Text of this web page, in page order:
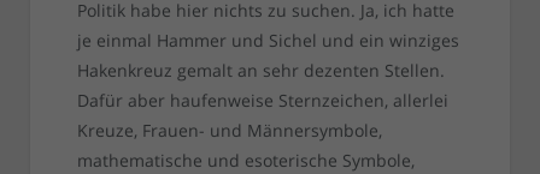
Politik habe hier nichts zu suchen. Ja, ich hatte
je einmal Hammer und Sichel und ein winziges
Hakenkreuz gemalt an sehr dezenten Stellen.
Dafür aber haufenweise Sternzeichen, allerlei
Kreuze, Frauen- und Männersymbole,
mathematische und esoterische Symbole,